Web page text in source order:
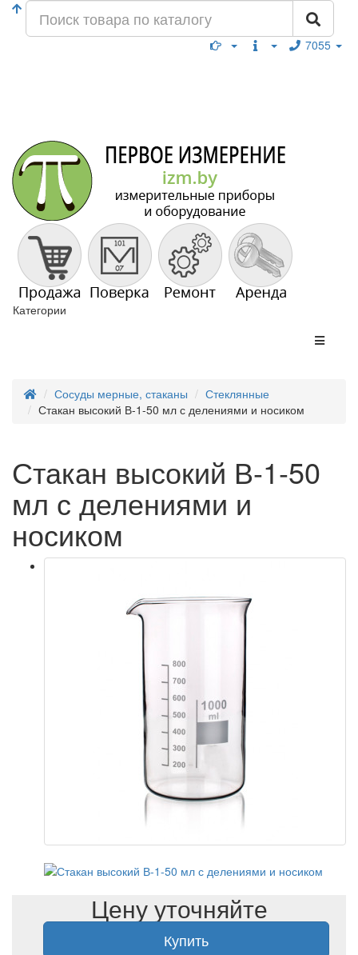
7055
Категории
Сосуды мерные, стаканы
Стеклянные
Стакан высокий В-1-50 мл с делениями и носиком
Стакан высокий В-1-50
мл с делениями и
носиком
Цену уточняйте
Купить